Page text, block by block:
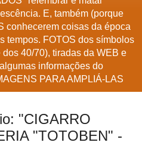
E, também (porque
conhecerem coisas da época
tempos. FOTOS dos símbolos
40/70), tiradas da WEB e
informações do
PARA AMPLIÁ-LAS
"CIGARRO
"TOTOBEN" -